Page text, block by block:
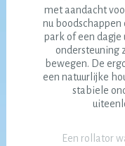
met aandacht
nu
park of een
ondersteuning
bewegen. De
een natuurlijke
stabiele
Een rollator